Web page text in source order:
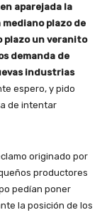
aparejada la
plazo de
plazo un veranito
demanda de
industrias
espero, y pido
de intentar
originado por
productores
pedían poner
la posición de los